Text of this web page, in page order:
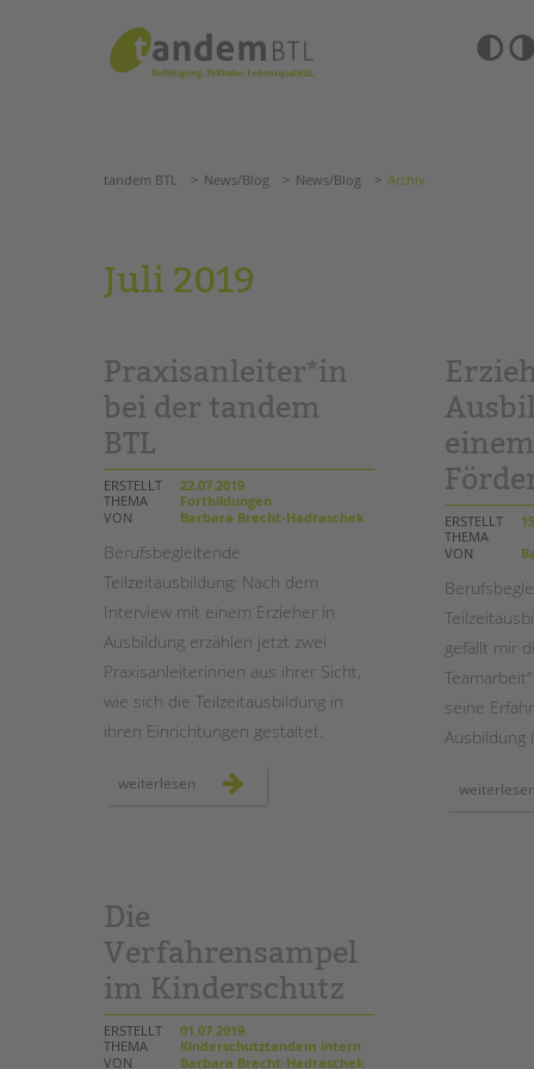
Barrierefrei-
ANGEBOTE
KITA & FRÜHE HILFEN
Grundschulen
Oberschulen
Förderzentren
Kollegs
EFöB
Schulbezogene Sozialarbeit
Tagesgruppen
BETREUTES
TANDEM BTL
Zertfikatskurse
Seminarkalender
Seminarräume
STADTTEILARBEIT
tandem BTL News/Blog
tandem BTL News/Blog News/Blog Archiv
Juli 2019
Praxisanleiter*in
bei der tandem
BTL
ERSTELLT
22.07.2019
THEMA
Fortbildungen
VON
Barbara Brecht-Hadraschek
Berufsbegleitende
Teilzeitausbildung: Nach dem
Interview mit einem Erzieher in
Ausbildung erzählen jetzt zwei
Praxisanleiterinnen aus ihrer Sicht,
wie sich die Teilzeitausbildung in
ihren Einrichtungen gestaltet.
weiterlesen praxisanleiter*in
einem
ERSTELLT
THEMA
VON
gefällt mir
seine
Ausbildung
weiterlesen
Die
Verfahrensampel
im Kinderschutz
ERSTELLT
01.07.2019
THEMA
Kinderschutztandem intern
VON
Barbara Brecht-Hadraschek